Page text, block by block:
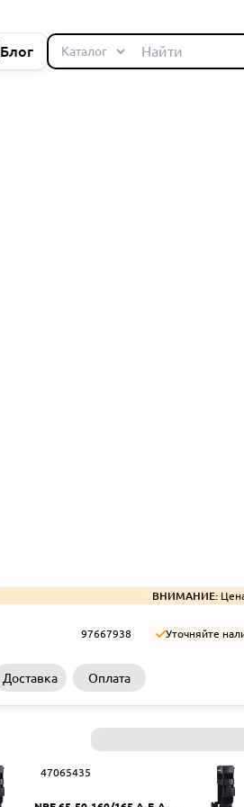
Блог
ВНИМАНИЕ:
97667938 Уточняйте
Доставка Оплата
47065435